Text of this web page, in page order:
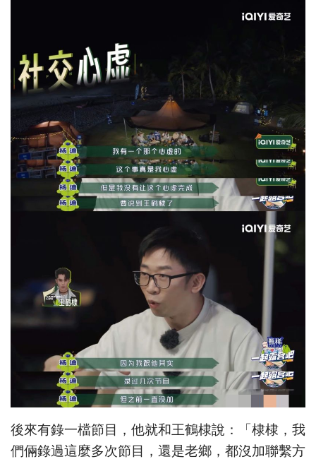
後來有錄一檔節目，他就和王鶴棣說：「棣棣，我
們倆錄過這麼多次節目，還是老鄉，都沒加聯繫方